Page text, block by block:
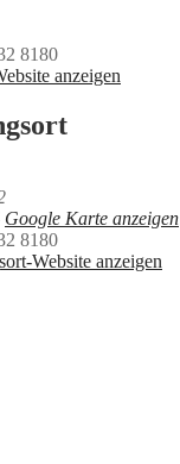
8180
anzeigen
Google Karte anzeigen
8180
Website anzeigen